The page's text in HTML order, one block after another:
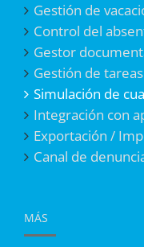
Gestión de
Control del
Gestor
Gestión de tareas
Simulación de
Integración con
Exportación /
Canal de
MÁS